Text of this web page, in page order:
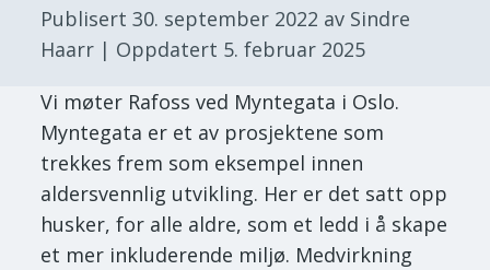
Publisert30. september 2022 av Sindre
Haarr | Oppdatert 5. februar 2025
Vi møter Rafoss ved Myntegata i Oslo.
Myntegata er et av prosjektene som
trekkes frem som eksempel innen
aldersvennlig utvikling. Her er det satt opp
husker, for alle aldre, som et ledd i å skape
et mer inkluderende miljø. Medvirkning